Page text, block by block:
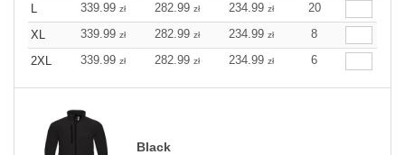
L
339.99 zł 282.99 zł 234.99 zł
20
XL
339.99 zł 282.99 zł 234.99 zł
8
2XL
339.99 zł 282.99 zł 234.99 zł 6
Black